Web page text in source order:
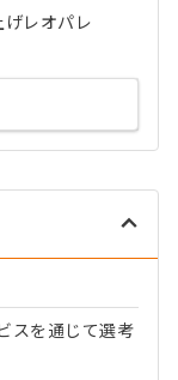
レオパレ
スを通じて選考